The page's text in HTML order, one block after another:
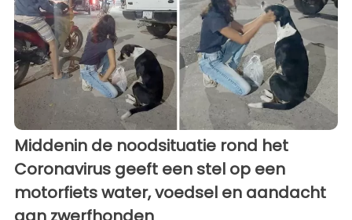
Middenin de noodsituatie rond het
Coronavirus geeft een stel op een
motorfiets water, voedsel en aandacht